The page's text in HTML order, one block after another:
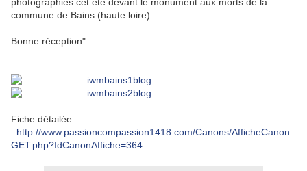
commune de Bains (haute loire)
Bonne réception"
Fiche détailée
: http://www.passioncompassion1418.com/Canons/AfficheCanon
GET.php?IdCanonAffiche=364